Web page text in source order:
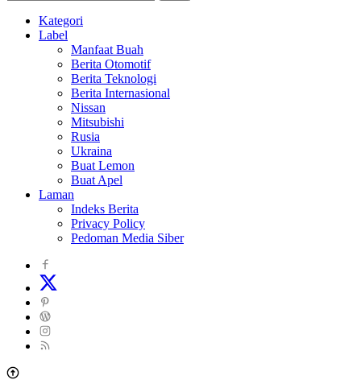
Sekitarna
Kategori
Label
Manfaat Buah
Berita Otomotif
Berita Teknologi
Berita Internasional
Nissan
Mitsubishi
Rusia
Ukraina
Buat Lemon
Buat Apel
Laman
Indeks Berita
Privacy Policy
Pedoman Media Siber